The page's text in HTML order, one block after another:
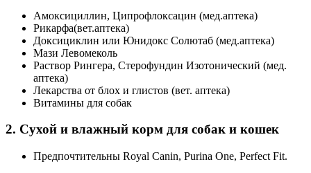
Амоксициллин, Ципрофлоксацин (мед.аптека)
Рикарфа(вет.аптека)
Доксициклин или Юнидокс Солютаб (мед.аптека)
Мази Левомеколь
Раствор Рингера, Стерофундин Изотонический (мед.
аптека)
Лекарства от блох и глистов (вет. аптека)
Витамины для собак
2. Сухой и влажный корм для собак и кошек
Предпочтительны Royal Canin, Purina One, Perfect Fit.